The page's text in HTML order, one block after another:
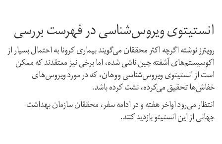
انستیتوی ویروس‌شناسی در فهرست بررسی
رویترز نوشته اگرچه اکثر محققان می‌گویند بیماری کرونا به احتمال بسیار از
اکوسیستم‌های آشفته چین ناشی شده،‌ اما برخی نیز معتقدند که ممکن
است از انستیتوی ویروس‌شناسی ووهان،‌ که در مورد ویروس‌های
خفاش‌ها تحقیق می‌کرده، ‌نشت کرده باشد.
انتظار می‌رود اواخر هفته و در ادامه سفر، محققان سازمان بهداشت
جهانی از این انستیتو بازدید کنند.